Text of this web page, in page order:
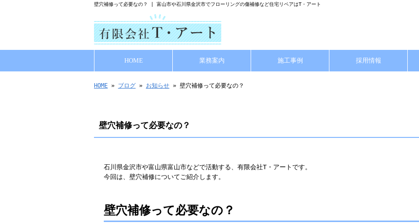
壁穴補修って必要なの？ | 富山市や石川県金沢市でフローリングの傷補修など住宅リペアはT・アート
HOME 業務案内 施工事例 採用情報
HOME » ブログ » お知らせ » 壁穴補修って必要なの？
壁穴補修って必要なの？
石川県金沢市や富山県富山市などで活動する、有限会社T・アートです。
今回は、壁穴補修についてご紹介します。
壁穴補修って必要なの？